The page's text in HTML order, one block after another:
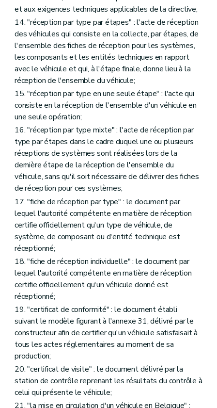
et aux exigences techniques applicables de la directive;
14. "réception par type par étapes" : l'acte de réception
des véhicules qui consiste en la collecte, par étapes, de
l'ensemble des fiches de réception pour les systèmes,
les composants et les entités techniques en rapport
avec le véhicule et qui, à l'étape finale, donne lieu à la
réception de l'ensemble du véhicule;
15. "réception par type en une seule étape" : l'acte qui
consiste en la réception de l'ensemble d'un véhicule en
une seule opération;
16. "réception par type mixte" : l'acte de réception par
type par étapes dans le cadre duquel une ou plusieurs
réceptions de systèmes sont réalisées lors de la
dernière étape de la réception de l'ensemble du
véhicule, sans qu'il soit nécessaire de délivrer des fiches
de réception pour ces systèmes;
17. "fiche de réception par type" : le document par
lequel l'autorité compétente en matière de réception
certifie officiellement qu'un type de véhicule, de
système, de composant ou d'entité technique est
réceptionné;
18. "fiche de réception individuelle" : le document par
lequel l'autorité compétente en matière de réception
certifie officiellement qu'un véhicule donné est
réceptionné;
19. "certificat de conformité" : le document établi
suivant le modèle figurant à l'annexe 31, délivré par le
constructeur afin de certifier qu'un véhicule satisfaisait à
tous les actes réglementaires au moment de sa
production;
20. "certificat de visite" : le document délivré par la
station de contrôle reprenant les résultats du contrôle à
celui qui présente le véhicule;
21. "la mise en circulation d'un véhicule en Belgique" :